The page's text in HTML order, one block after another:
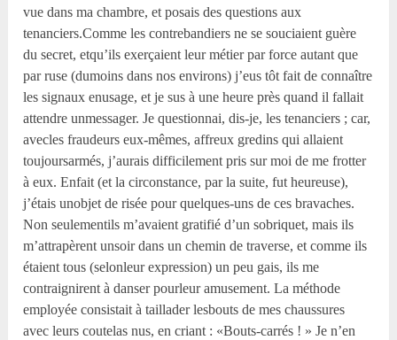
vue dans ma chambre, et posais des questions aux
tenanciers.Comme les contrebandiers ne se souciaient guère
du secret, etqu’ils exerçaient leur métier par force autant que
par ruse (dumoins dans nos environs) j’eus tôt fait de connaître
les signaux enusage, et je sus à une heure près quand il fallait
attendre unmessager. Je questionnai, dis-je, les tenanciers ; car,
avecles fraudeurs eux-mêmes, affreux gredins qui allaient
toujoursarmés, j’aurais difficilement pris sur moi de me frotter
à eux. Enfait (et la circonstance, par la suite, fut heureuse),
j’étais unobjet de risée pour quelques-uns de ces bravaches.
Non seulementils m’avaient gratifié d’un sobriquet, mais ils
m’attrapèrent unsoir dans un chemin de traverse, et comme ils
étaient tous (selonleur expression) un peu gais, ils me
contraignirent à danser pourleur amusement. La méthode
employée consistait à taillader lesbouts de mes chaussures
avec leurs coutelas nus, en criant : «Bouts-carrés ! » Je n’en